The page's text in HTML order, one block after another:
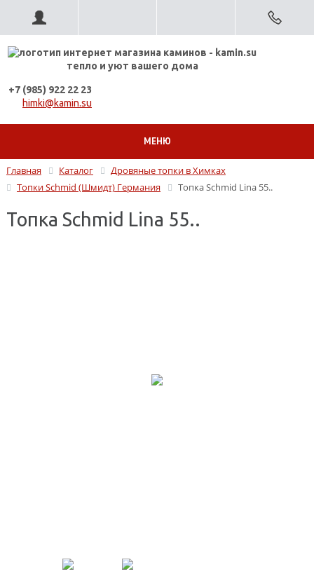
тепло и уют вашего дома
+7 (985) 922 22 23
himki@kamin.su
МЕНЮ
Главная Каталог
Дровяные топки в Химках
Топки Schmid (Шмидт) Германия
Топка Schmid Lina 55..
Топка Schmid Lina 55..